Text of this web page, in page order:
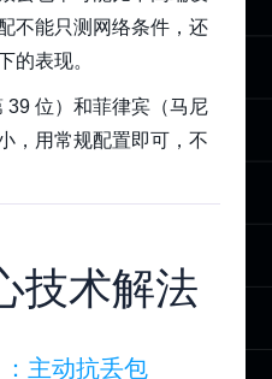
不能只测网络条件，还
的表现。
39 位）和菲律宾（马尼
，用常规配置即可，不
技术解法
主动抗丢包